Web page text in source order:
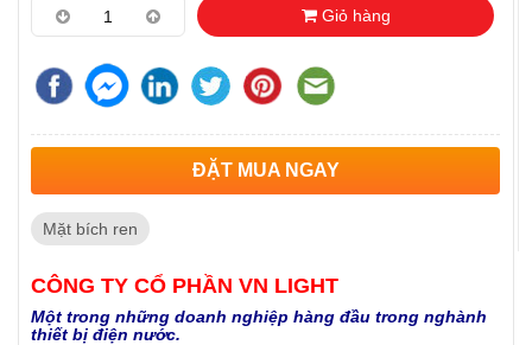
Giỏ hàng
ĐẶT MUA NGAY
Mặt bích ren
CÔNG TY CỔ PHẦN VN LIGHT
Một trong những doanh nghiệp hàng đầu trong nghành
thiết bị điện nước​.